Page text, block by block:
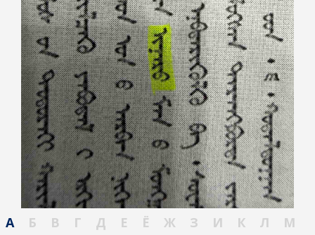
А Б В Г Д Е Ё Ж З И К Л
М